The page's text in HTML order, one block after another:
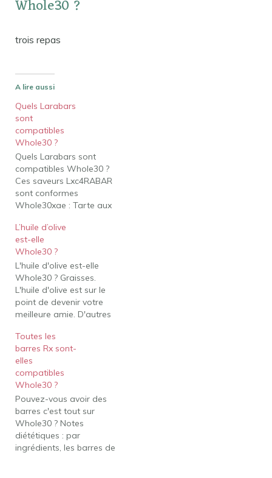
Whole30 ?
trois repas
A lire aussi
Quels Larabars
sont
compatibles
Whole30 ?
Quels Larabars sont
compatibles Whole30 ?
Ces saveurs Lxc4RABAR
sont conformes
Whole30xae : Tarte aux
banane. Gâteau à la
carotte. Biscuit aux noix
de cajou. Tarte aux
cerises. Chocolat à
mâcher à la noix de
coco. Tarte à la crème
de noix de coco. Tarte
au…
L’huile d’olive
est-elle
Whole30 ?
L'huile d'olive est-elle
Whole30 ? Graisses.
L'huile d'olive est sur le
point de devenir votre
meilleure amie. D'autres
naturelles (comme la
noix de coco et l'avocat)
et les graisses animales
sont toutes approuvées
par Whole30. Vous
pouvez également
manger des noix (sauf
les cacahuètes, nous y
reviendrons plus…
Toutes les
barres Rx sont-
elles
compatibles
Whole30 ?
Pouvez-vous avoir des
barres c'est tout sur
Whole30 ? Notes
diététiques : par
ingrédients, les barres de